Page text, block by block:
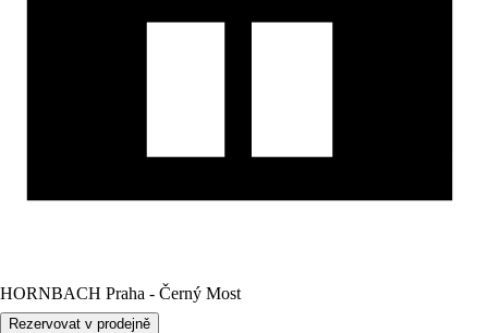
HORNBACH Praha - Černý Most
Rezervovat v prodejně